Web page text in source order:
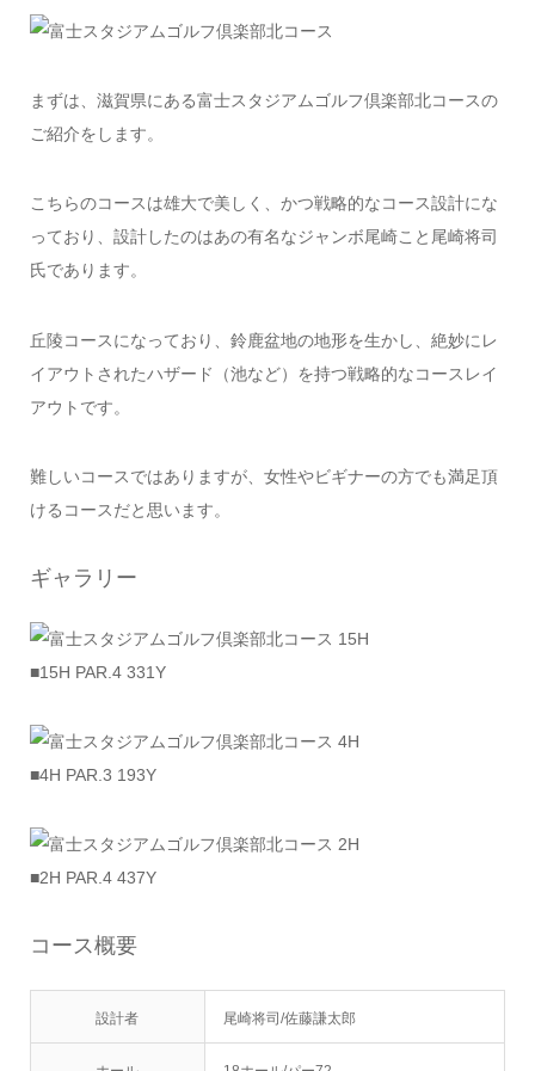
まずは、滋賀県にある富士スタジアムゴルフ倶楽部北コースの
ご紹介をします。
こちらのコースは雄大で美しく、かつ戦略的なコース設計にな
っており、設計したのはあの有名なジャンボ尾崎こと尾崎将司
氏であります。
丘陵コースになっており、鈴鹿盆地の地形を生かし、絶妙にレ
イアウトされたハザード（池など）を持つ戦略的なコースレイ
アウトです。
難しいコースではありますが、女性やビギナーの方でも満足頂
けるコースだと思います。
ギャラリー
■15H PAR.4 331Y
■4H PAR.3 193Y
■2H PAR.4 437Y
コース概要
設計者 尾崎将司/佐藤謙太郎